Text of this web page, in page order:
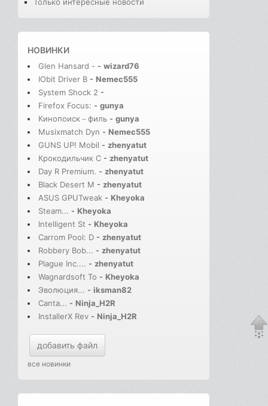
Только интересные новости
НОВИНКИ
Glen Hansard - - wizard76
IObit Driver B - Nemec555
System Shock 2 -
Firefox Focus: - gunya
Кинопоиск－филь - gunya
Musixmatch Dyn - Nemec555
GUNS UP! Mobil - zhenyatut
Крокодильчик С - zhenyatut
Day R Premium. - zhenyatut
Black Desert M - zhenyatut
ASUS GPUTweak - Kheyoka
Steam... - Kheyoka
Intelligent St - Kheyoka
Carrom Pool: D - zhenyatut
Robbery Bob... - zhenyatut
Plague Inc.... - zhenyatut
Wagnardsoft To - Kheyoka
Эволюция... - iksman82
Canta... - Ninja_H2R
InstallerX Rev - Ninja_H2R
добавить файл
все новинки